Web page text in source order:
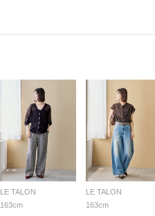
LE TALON
163cm
LE TALON
163cm